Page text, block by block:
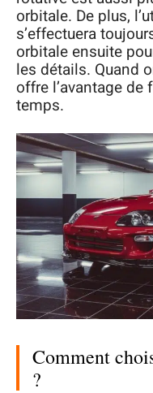
orbitale. De plus,
s’effectuera
orbitale ensuite
les détails. Quand
offre l’avantage
temps.
Comment
?